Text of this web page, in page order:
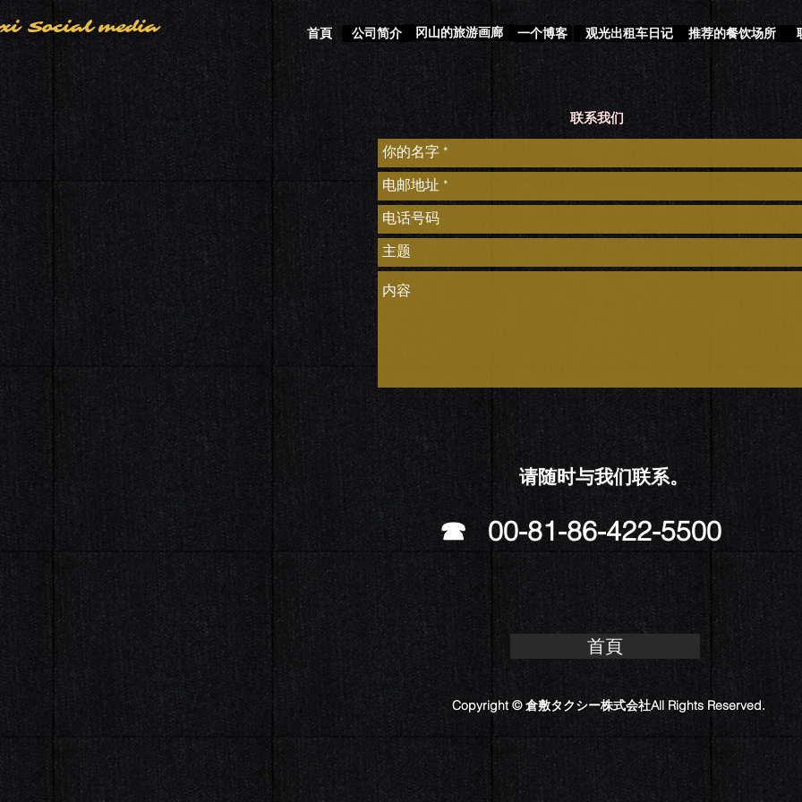
Social media 首頁 一个博客
冈山的旅游画廊
公司简介 推荐的餐饮场所
观光出租车日记
联系我们​
请随时与我们联系。
☎ 00-81-86-422-5500
首頁
Copyright © 倉敷タクシー株式会社All Rights Reserved.